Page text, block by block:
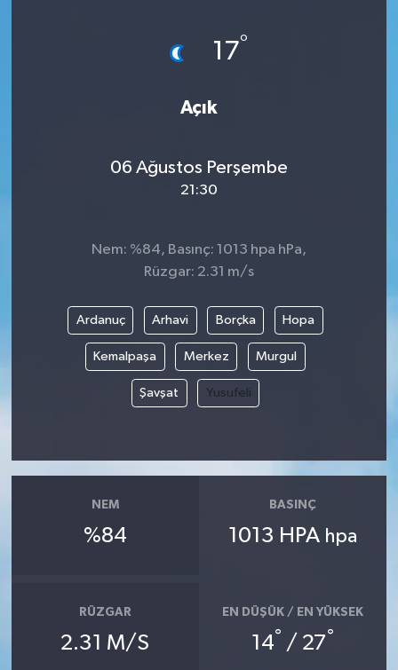
17°
Açık
06 Ağustos Perşembe
21:30
Nem: %84, Basınç: 1013 hpa hPa,
Rüzgar: 2.31 m/s
Ardanuç Arhavi Borçka Hopa
Kemalpaşa Merkez Murgul
Şavşat Yusufeli
NEM
%84
BASINÇ
1013 HPA hpa
RÜZGAR
2.31 M/S
EN DÜŞÜK / EN YÜKSEK
14° / 27°
Akhisar Emlak
Etiketler
Röportaj
Yaşam
Kadın
Teknoloji
Etiketler